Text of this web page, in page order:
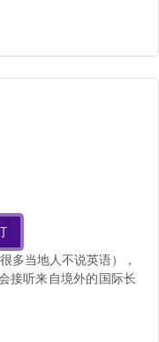
多当地人不说英语），
接听来自境外的国际长